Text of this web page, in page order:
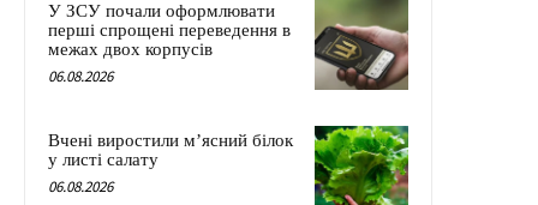
У ЗСУ почали оформлювати
перші спрощені переведення в
межах двох корпусів
06.08.2026
Вчені виростили м’ясний білок
у листі салату
06.08.2026